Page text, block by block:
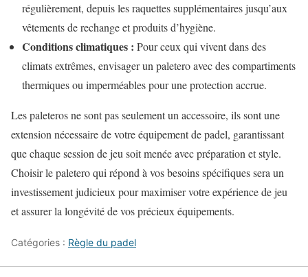
régulièrement, depuis les raquettes supplémentaires jusqu’aux
vêtements de rechange et produits d’hygiène.
Conditions climatiques : Pour ceux qui vivent dans des
climats extrêmes, envisager un paletero avec des compartiments
thermiques ou imperméables pour une protection accrue.
Les paleteros ne sont pas seulement un accessoire, ils sont une
extension nécessaire de votre équipement de padel, garantissant
que chaque session de jeu soit menée avec préparation et style.
Choisir le paletero qui répond à vos besoins spécifiques sera un
investissement judicieux pour maximiser votre expérience de jeu
et assurer la longévité de vos précieux équipements.
Catégories : Règle du padel